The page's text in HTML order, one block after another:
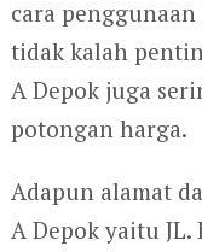
cara
tidak kalah
A Depok juga
potongan harga.
Adapun alamat
A Depok yaitu JL.